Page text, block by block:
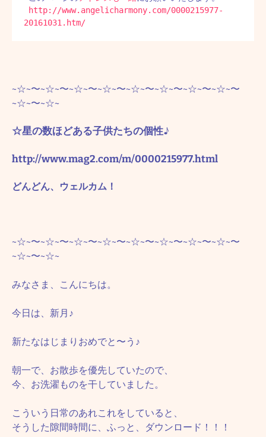
http://www.angelicharmony.com/0000215977-
20161031.htm/
~☆~〜~☆~〜~☆~〜~☆~〜~☆~〜~☆~〜~☆~〜~☆~〜
~☆~〜~☆~
☆星の数ほどある子供たちの個性♪
http://www.mag2.com/m/0000215977.html
どんどん、ウェルカム！
~☆~〜~☆~〜~☆~〜~☆~〜~☆~〜~☆~〜~☆~〜~☆~〜
~☆~〜~☆~
みなさま、こんにちは。
今日は、新月♪
新たなはじまりおめでと〜う♪
朝一で、お散歩を優先していたので、
今、お洗濯ものを干していました。
こういう日常のあれこれをしていると、
そうした隙間時間に、ふっと、ダウンロード！！！